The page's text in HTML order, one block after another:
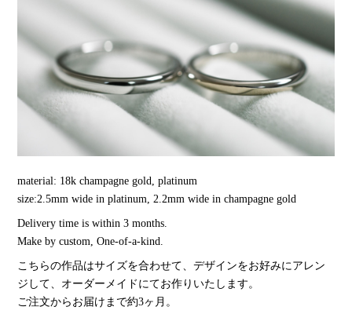
material: 18k champagne gold, platinum
size:2.5mm wide in platinum, 2.2mm wide in champagne gold
Delivery time is within 3 months.
Make by custom, One-of-a-kind.
こちらの作品はサイズを合わせて、デザインをお好みにアレン
ジして、オーダーメイドにてお作りいたします。
ご注文からお届けまで約3ヶ月。